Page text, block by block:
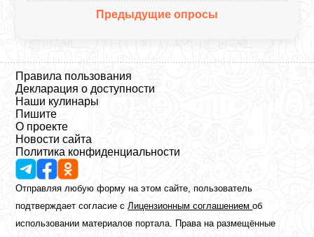
Предыдущие опросы
Правила пользования
Декларация о доступности
Наши кулинары
Пишите
О проекте
Новости сайта
Политика конфиденциальности
Отправляя любую форму на этом сайте, пользователь
подтверждает согласие сЛицензионным соглашениемоб
использовании материалов портала. Права на размещённые